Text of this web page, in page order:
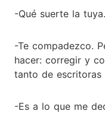
-Qué suerte la
-Te compadezco.
hacer: corregir y
tanto de escritoras
-Es a lo que me